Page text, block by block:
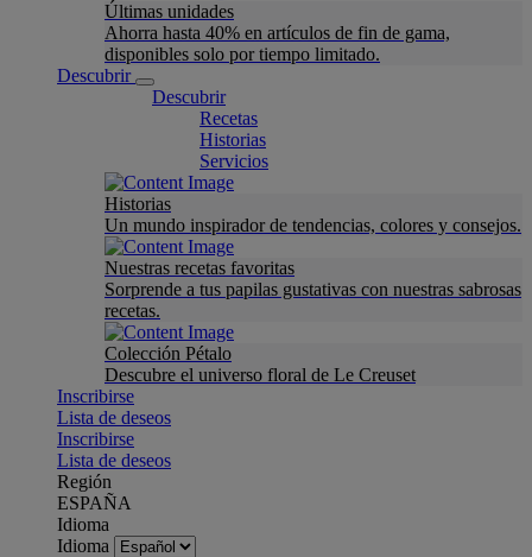
Últimas unidades
Ahorra hasta 40% en artículos de fin de gama,
disponibles solo por tiempo limitado.
Descubrir
Descubrir
Recetas
Historias
Servicios
Historias
Un mundo inspirador de tendencias, colores y consejos.
Nuestras recetas favoritas
Sorprende a tus papilas gustativas con nuestras sabrosas
recetas.
Colección Pétalo
Descubre el universo floral de Le Creuset
Inscribirse
Lista de deseos
Inscribirse
Lista de deseos
Región
ESPAÑA
Idioma
Idioma